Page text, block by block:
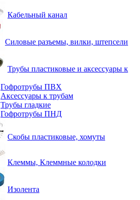
Кабельный канал
Силовые разъемы, вилки, штепсели
Трубы пластиковые и аксессуары к
Гофротрубы ПВХ
Аксессуары к трубам
Трубы гладкие
Гофротрубы ПНД
Скобы пластиковые, хомуты
Клеммы, Клеммные колодки
Изолента